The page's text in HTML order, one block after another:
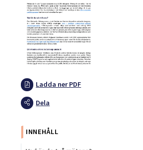
Ladda ner PDF
Dela
INNEHÅLL